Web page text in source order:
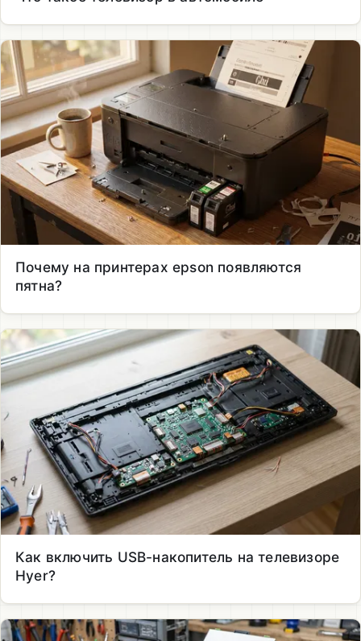
Почему на принтерах epson появляются
пятна?
Как включить USB-накопитель на телевизоре
Hyer?